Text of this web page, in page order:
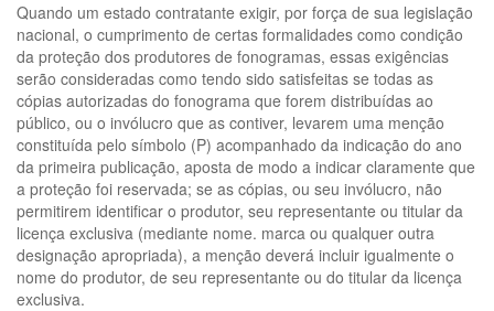
Quando um estado contratante exigir, por força de sua legislação
nacional, o cumprimento de certas formalidades como condição
da proteção dos produtores de fonogramas, essas exigências
serão consideradas como tendo sido satisfeitas se todas as
cópias autorizadas do fonograma que forem distribuídas ao
público, ou o invólucro que as contiver, levarem uma menção
constituída pelo símbolo (P) acompanhado da indicação do ano
da primeira publicação, aposta de modo a indicar claramente que
a proteção foi reservada; se as cópias, ou seu invólucro, não
permitirem identificar o produtor, seu representante ou titular da
licença exclusiva (mediante nome. marca ou qualquer outra
designação apropriada), a menção deverá incluir igualmente o
nome do produtor, de seu representante ou do titular da licença
exclusiva.